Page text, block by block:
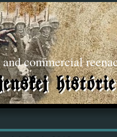
commercial